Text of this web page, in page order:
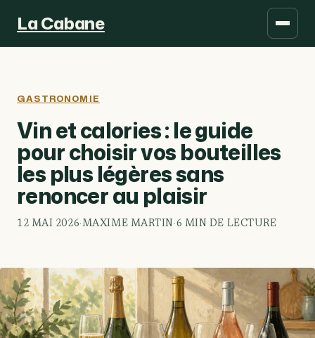
La Cabane
GASTRONOMIE
Vin et calories : le guide
pour choisir vos bouteilles
les plus légères sans
renoncer au plaisir
12 MAI 2026· MAXIME MARTIN ·6 MIN DE LECTURE